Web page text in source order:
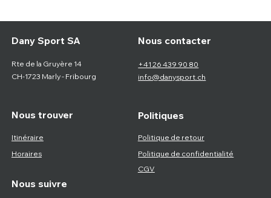
Nous trouver
Itinéraire
Dany Sport SA
Rte de la Gruyère 14
CH-1723 Marly - Fribourg
Nous suivre
Horaires
Politiques
Politique de retour
Nous contacter
+41 26 439 90 80
info@danysport.ch
Politique de confidentialité
CGV